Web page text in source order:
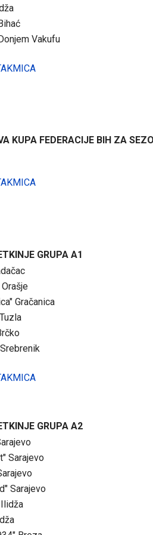
Vakufu
KUPA FEDERACIJE BIH ZA
GRUPA A1
Gračanica
GRUPA A2
Sarajevo
Sarajevo